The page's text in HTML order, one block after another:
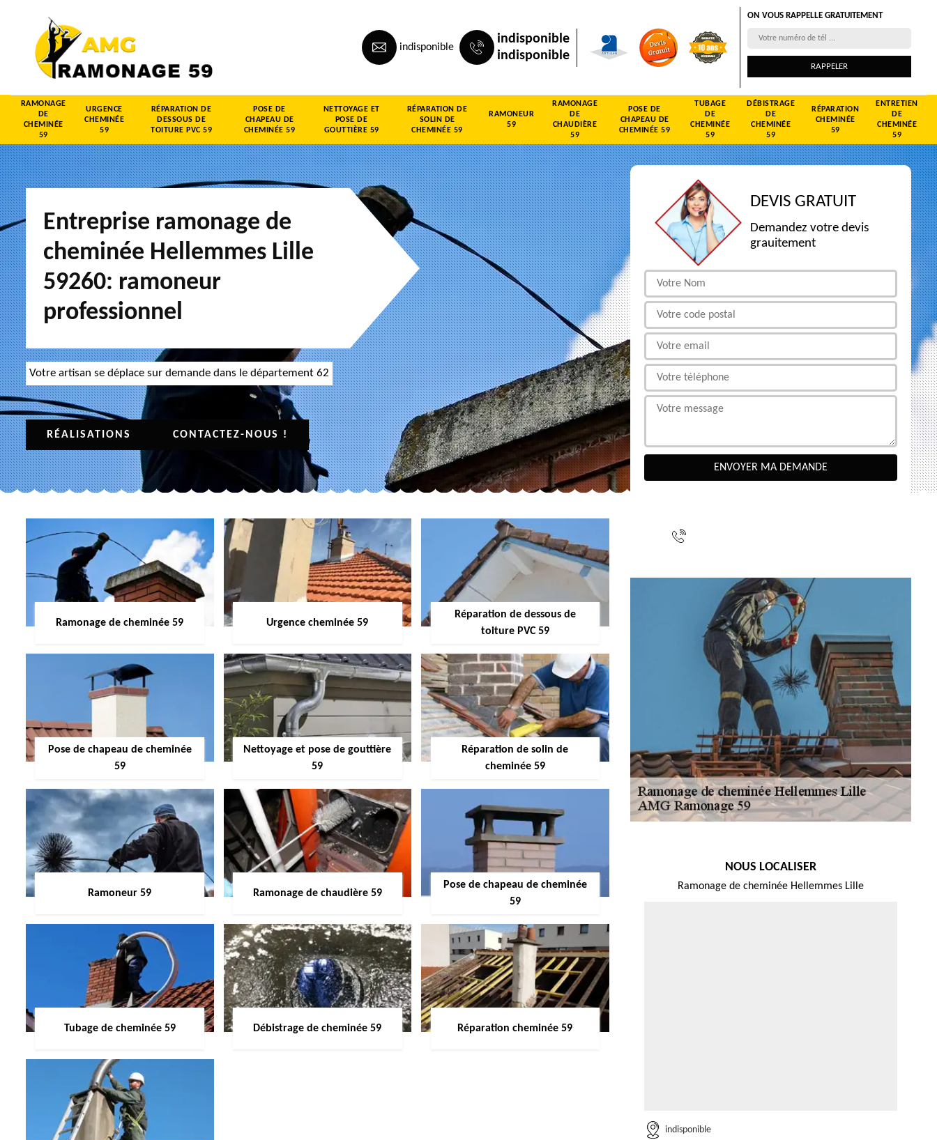
indisponible
indisponible
indisponible
ON VOUS RAPPELLE GRATUITEMENT
RAMONAGE
DE
CHEMINÉE
59
URGENCE
CHEMINÉE
59
RÉPARATION DE
DESSOUS DE
TOITURE PVC 59
POSE DE
CHAPEAU DE
CHEMINÉE 59
NETTOYAGE ET
POSE DE
GOUTTIÈRE 59
RÉPARATION DE
SOLIN DE
CHEMINÉE 59
RAMONEUR
59
RAMONAGE
DE
CHAUDIÈRE
59
POSE DE
CHAPEAU DE
CHEMINÉE 59
TUBAGE
DE
CHEMINÉE
59
DÉBISTRAGE
DE
CHEMINÉE
59
RÉPARATION
CHEMINÉE
59
ENTRETIEN
DE
CHEMINÉE
59
Entreprise ramonage de
cheminée Hellemmes Lille
59260: ramoneur
professionnel
Votre artisan se déplace sur demande dans le département 62
RÉALISATIONS CONTACTEZ-NOUS !
Ramonage de cheminée 59 Urgence cheminée 59
Réparation de dessous de
toiture PVC 59
Pose de chapeau de cheminée
59
Nettoyage et pose de gouttière
59
Réparation de solin de
cheminée 59
Ramoneur 59 Ramonage de chaudière 59
Pose de chapeau de cheminée
59
Tubage de cheminée 59 Débistrage de cheminée 59 Réparation cheminée 59
DEVIS GRATUIT
Demandez votre devis
grauitement
NOUS LOCALISER
Ramonage de cheminée Hellemmes Lille
indisponible